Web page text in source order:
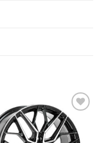
Add to
wishlist